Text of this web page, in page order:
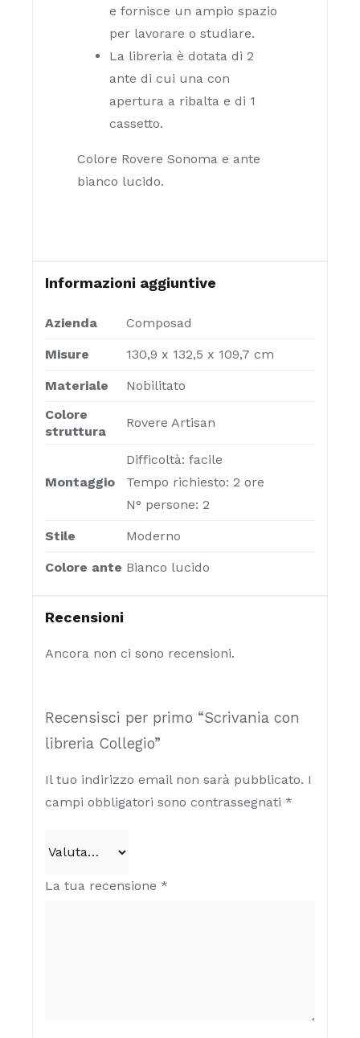
e fornisce un ampio spazio
per lavorare o studiare.
La libreria è dotata di 2
ante di cui una con
apertura a ribalta e di 1
cassetto.
Colore Rovere Sonoma e ante
bianco lucido.
Informazioni aggiuntive
Azienda Composad
Misure 130,9 x 132,5 x 109,7 cm
Materiale
Nobilitato
Colore
struttura
Rovere Artisan
Montaggio
Difficoltà: facile
Tempo richiesto: 2 ore
N° persone: 2
Stile Moderno
Colore ante Bianco lucido
Recensioni
Ancora non ci sono recensioni.
Recensisci per primo “Scrivania con
libreria Collegio”
Il tuo indirizzo email non sarà pubblicato. I
campi obbligatori sono contrassegnati *
La tua recensione *